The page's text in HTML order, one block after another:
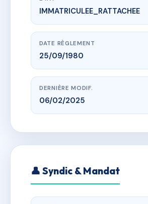
www.vme.plus/AB2815686
6 avenue des Alliés
le rolland, 13360 Roquevaire
IMMATRICULEE_RATTACHEE
DATE RÈGLEMENT
25/09/1980
DERNIÈRE MODIF.
06/02/2025
👤 Syndic & Mandat